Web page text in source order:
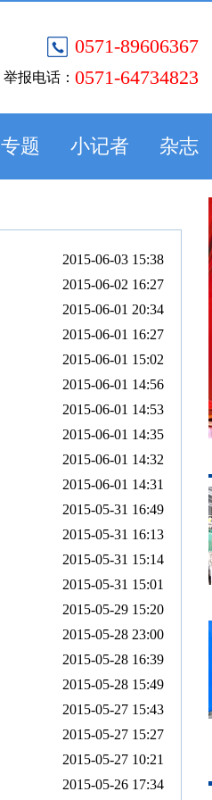
0571-89606367
举报电话： 0571-64734823
专题 小记者 杂志
2015-06-03 15:38
2015-06-02 16:27
2015-06-01 20:34
2015-06-01 16:27
2015-06-01 15:02
2015-06-01 14:56
2015-06-01 14:53
2015-06-01 14:35
2015-06-01 14:32
2015-06-01 14:31
2015-05-31 16:49
2015-05-31 16:13
2015-05-31 15:14
2015-05-31 15:01
2015-05-29 15:20
2015-05-28 23:00
2015-05-28 16:39
2015-05-28 15:49
2015-05-27 15:43
2015-05-27 15:27
2015-05-27 10:21
2015-05-26 17:34